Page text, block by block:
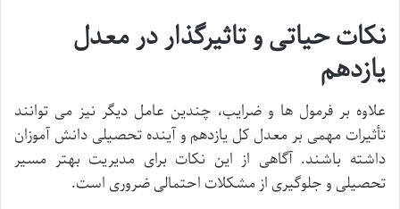
نکات حیاتی و تاثیرگذار در معدل
یازدهم
علاوه بر فرمول ها و ضرایب، چندین عامل دیگر نیز می توانند
تأثیرات مهمی بر معدل کل یازدهم و آینده تحصیلی دانش آموزان
داشته باشند. آگاهی از این نکات برای مدیریت بهتر مسیر
تحصیلی و جلوگیری از مشکلات احتمالی ضروری است.